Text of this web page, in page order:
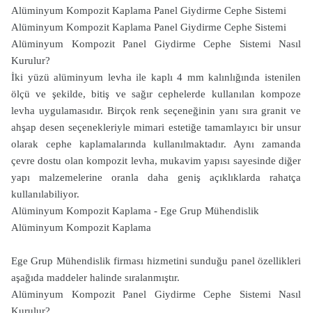
Alüminyum Kompozit Kaplama Panel Giydirme Cephe Sistemi
Alüminyum Kompozit Kaplama Panel Giydirme Cephe Sistemi
Alüminyum Kompozit Panel Giydirme Cephe Sistemi Nasıl
Kurulur?
İki yüzü alüminyum levha ile kaplı 4 mm kalınlığında istenilen
ölçü ve şekilde, bitiş ve sağır cephelerde kullanılan kompoze
levha uygulamasıdır. Birçok renk seçeneğinin yanı sıra granit ve
ahşap desen seçenekleriyle mimari estetiğe tamamlayıcı bir unsur
olarak cephe kaplamalarında kullanılmaktadır. Aynı zamanda
çevre dostu olan kompozit levha, mukavim yapısı sayesinde diğer
yapı malzemelerine oranla daha geniş açıklıklarda rahatça
kullanılabiliyor.
Alüminyum Kompozit Kaplama - Ege Grup Mühendislik
Alüminyum Kompozit Kaplama
Ege Grup Mühendislik firması hizmetini sunduğu panel özellikleri
aşağıda maddeler halinde sıralanmıştır.
Alüminyum Kompozit Panel Giydirme Cephe Sistemi Nasıl